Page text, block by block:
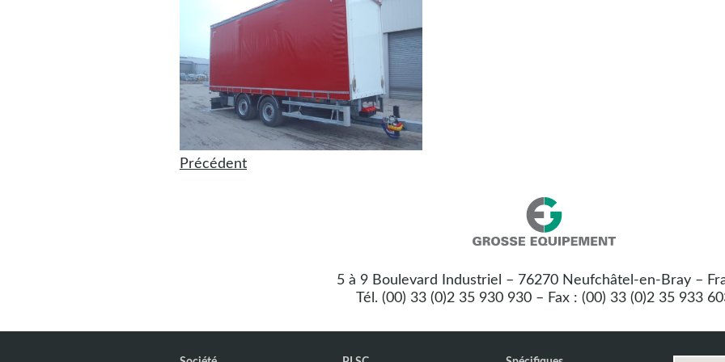
Précédent
coordonnées
Equipement
5 à 9 Boulevard Industriel – 76270 Neufchâtel-en-Bray –
Tél. (00) 33 (0)2 35 930 930 – Fax : (00) 33 (0)2 35 933